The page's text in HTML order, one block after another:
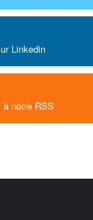
Linkedin
notre RSS